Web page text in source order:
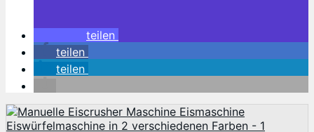
teilen
teilen
teilen